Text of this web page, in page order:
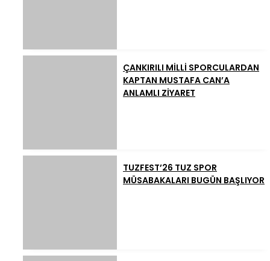
ÇANKIRILI MİLLİ SPORCULARDAN
KAPTAN MUSTAFA CAN’A
ANLAMLI ZİYARET
TUZFEST’26 TUZ SPOR
MÜSABAKALARI BUGÜN BAŞLIYOR